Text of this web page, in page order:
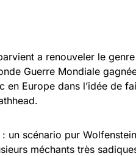
a renouveler le
Guerre Mondiale
en Europe dans l’idée de
: un scénario pur
méchants très